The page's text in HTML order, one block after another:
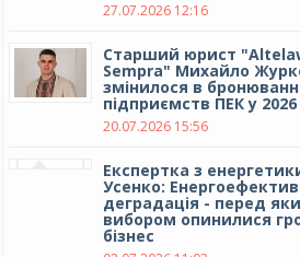
27.07.2026 12:16
Cтарший юрист
Sempra" Михайло
змінилося в
підприємств ПЕК у 2026
20.07.2026 15:56
Експертка з
Усенко:
деградація - перед
вибором опинилися
бізнес